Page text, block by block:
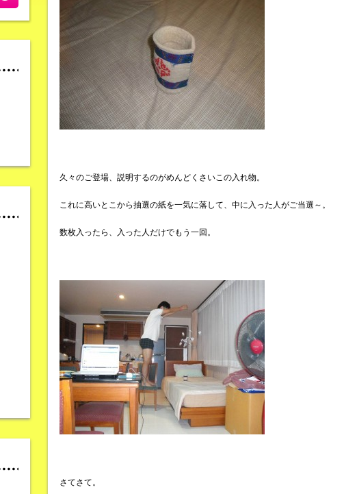
久々のご登場、説明するのがめんどくさいこの入れ物。
これに高いとこから抽選の紙を一気に落して、中に入った人がご当選～。
数枚入ったら、入った人だけでもう一回。
さてさて。